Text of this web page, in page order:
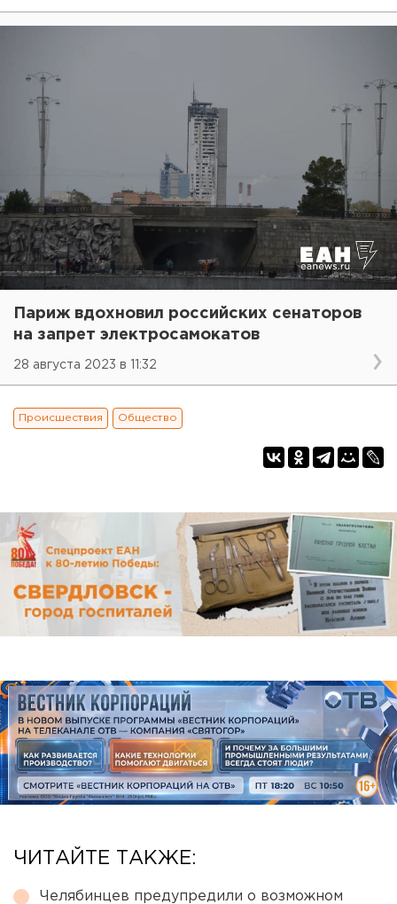
Париж вдохновил российских сенаторов
на запрет электросамокатов
28 августа 2023 в 11:32
Происшествия Общество
ЧИТАЙТЕ ТАКЖЕ:
Челябинцев предупредили о возможном